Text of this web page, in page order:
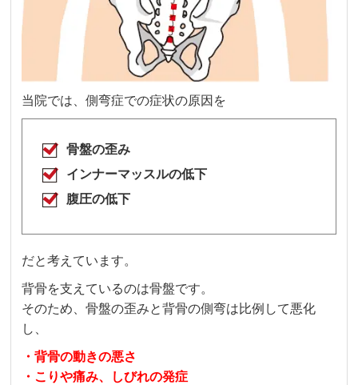
当院では、側弯症での症状の原因を
骨盤の歪み
インナーマッスルの低下
腹圧の低下
だと考えています。
背骨を支えているのは骨盤です。
そのため、骨盤の歪みと背骨の側弯は比例して悪化
し、
・背骨の動きの悪さ
・こりや痛み、しびれの発症